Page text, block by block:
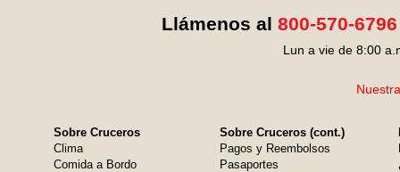
Llámenos al 800-570-6796
Lun a vie de 8:00
Sobre Cruceros
Clima
Comida a Bordo
Sobre Cruceros (cont.)
Pagos y Reembolsos
Pasaportes